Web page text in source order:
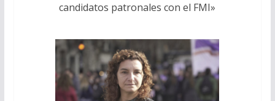
candidatos patronales con el FMI»